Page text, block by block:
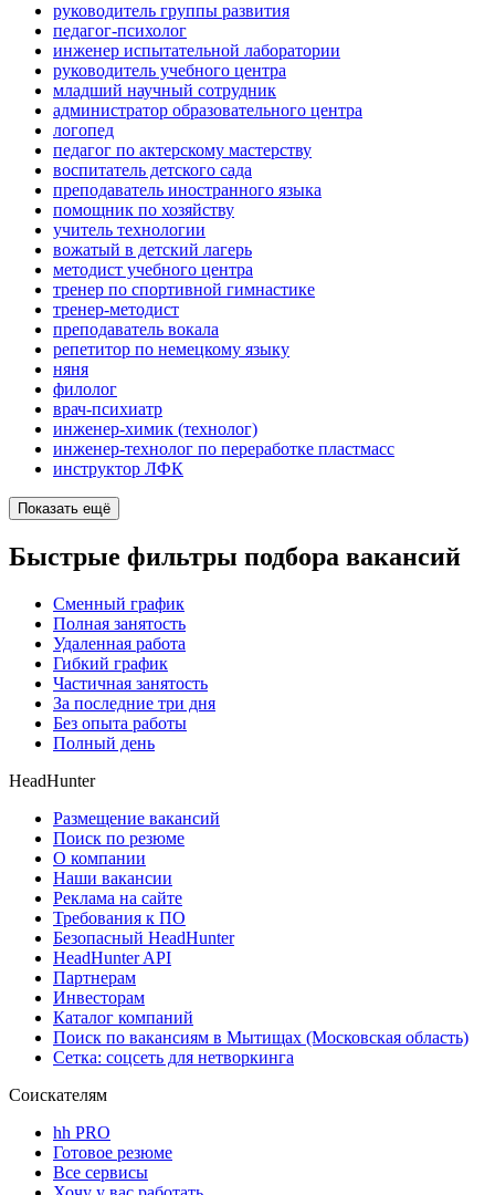
руководитель группы развития
педагог-психолог
инженер испытательной лаборатории
руководитель учебного центра
младший научный сотрудник
администратор образовательного центра
логопед
педагог по актерскому мастерству
воспитатель детского сада
преподаватель иностранного языка
помощник по хозяйству
учитель технологии
вожатый в детский лагерь
методист учебного центра
тренер по спортивной гимнастике
тренер-методист
преподаватель вокала
репетитор по немецкому языку
няня
филолог
врач-психиатр
инженер-химик (технолог)
инженер-технолог по переработке пластмасс
инструктор ЛФК
Показать ещё
Быстрые фильтры подбора вакансий
Сменный график
Полная занятость
Удаленная работа
Гибкий график
Частичная занятость
За последние три дня
Без опыта работы
Полный день
HeadHunter
Размещение вакансий
Поиск по резюме
О компании
Наши вакансии
Реклама на сайте
Требования к ПО
Безопасный HeadHunter
HeadHunter API
Партнерам
Инвесторам
Каталог компаний
Поиск по вакансиям в Мытищах (Московская область)
Сетка: соцсеть для нетворкинга
Соискателям
hh PRO
Готовое резюме
Все сервисы